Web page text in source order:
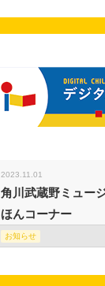
2023.11.01
角川武蔵野ミュー
ほんコーナー
お知らせ